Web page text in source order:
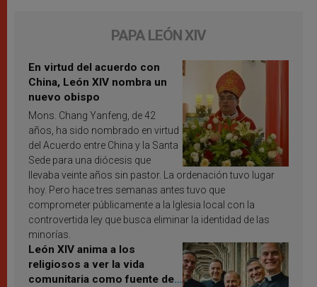
PAPA LEÓN XIV
En virtud del acuerdo con
China, León XIV nombra un
nuevo obispo
Mons. Chang Yanfeng, de 42
años, ha sido nombrado en virtud
del Acuerdo entre China y la Santa
Sede para una diócesis que
llevaba veinte años sin pastor. La ordenación tuvo lugar
hoy. Pero hace tres semanas antes tuvo que
comprometer públicamente a la Iglesia local con la
controvertida ley que busca eliminar la identidad de las
minorías.
León XIV anima a los
religiosos a ver la vida
comunitaria como fuente de